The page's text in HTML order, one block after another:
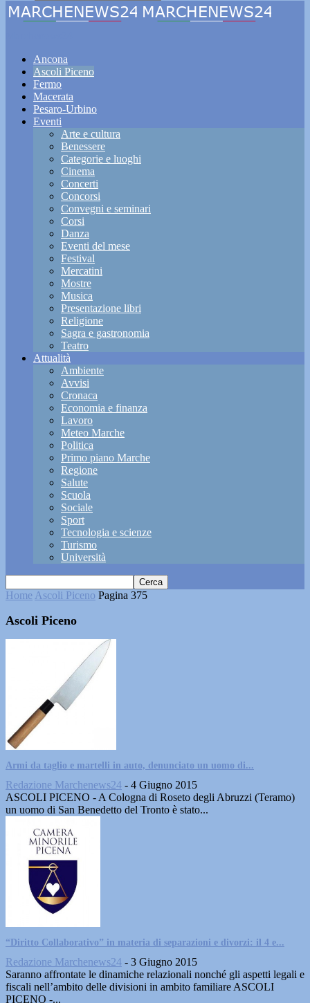
Ancona
Ascoli Piceno
Fermo
Macerata
Pesaro-Urbino
Eventi
Arte e cultura
Benessere
Categorie e luoghi
Cinema
Concerti
Concorsi
Convegni e seminari
Corsi
Danza
Eventi del mese
Festival
Mercatini
Mostre
Musica
Presentazione libri
Religione
Sagra e gastronomia
Teatro
Attualità
Ambiente
Avvisi
Cronaca
Economia e finanza
Lavoro
Meteo Marche
Politica
Primo piano Marche
Regione
Salute
Scuola
Sociale
Sport
Tecnologia e scienze
Turismo
Università
Home Ascoli Piceno Pagina 375
Ascoli Piceno
Armi da taglio e martelli in auto, denunciato un uomo di...
Redazione Marchenews24 - 4 Giugno 2015
ASCOLI PICENO - A Cologna di Roseto degli Abruzzi (Teramo)
un uomo di San Benedetto del Tronto è stato...
“Diritto Collaborativo” in materia di separazioni e divorzi: il 4 e...
Redazione Marchenews24 - 3 Giugno 2015
Saranno affrontate le dinamiche relazionali nonché gli aspetti legali e
fiscali nell’ambito delle divisioni in ambito familiare ASCOLI
PICENO -...